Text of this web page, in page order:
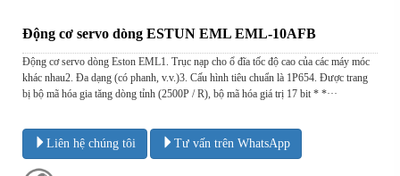
Động cơ servo dòng ESTUN EML EML-10AFB
Động cơ servo dòng Eston EML1. Trục nạp cho ổ đĩa tốc độ cao của các máy móc
khác nhau2. Đa dạng (có phanh, v.v.)3. Cấu hình tiêu chuẩn là 1P654. Được trang
bị bộ mã hóa gia tăng dòng tỉnh (2500P / R), bộ mã hóa giá trị 17 bit * *···
Liên hệ chúng tôi Tư vấn trên WhatsApp